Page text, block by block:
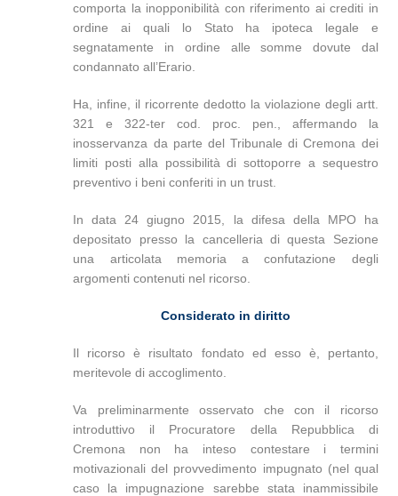
comporta la inopponibilità con riferimento ai crediti in
ordine ai quali lo Stato ha ipoteca legale e
segnatamente in ordine alle somme dovute dal
condannato all’Erario.
Ha, infine, il ricorrente dedotto la violazione degli artt.
321 e 322-ter cod. proc. pen., affermando la
inosservanza da parte del Tribunale di Cremona dei
limiti posti alla possibilità di sottoporre a sequestro
preventivo i beni conferiti in un trust.
In data 24 giugno 2015, la difesa della MPO ha
depositato presso la cancelleria di questa Sezione
una articolata memoria a confutazione degli
argomenti contenuti nel ricorso.
Considerato in diritto
Il ricorso è risultato fondato ed esso è, pertanto,
meritevole di accoglimento.
Va preliminarmente osservato che con il ricorso
introduttivo il Procuratore della Repubblica di
Cremona non ha inteso contestare i termini
motivazionali del provvedimento impugnato (nel qual
caso la impugnazione sarebbe stata inammissibile